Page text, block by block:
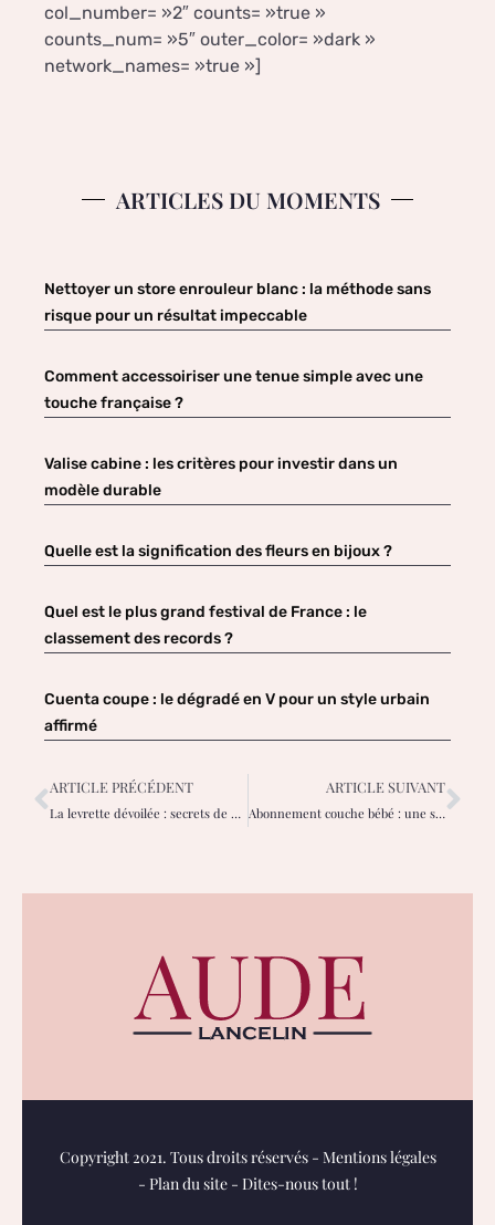
col_number= »2″ counts= »true »
counts_num= »5″ outer_color= »dark »
network_names= »true »]
ARTICLES DU MOMENTS
Nettoyer un store enrouleur blanc : la méthode sans
risque pour un résultat impeccable
Comment accessoiriser une tenue simple avec une
touche française ?
Valise cabine : les critères pour investir dans un
modèle durable
Quelle est la signification des fleurs en bijoux ?
Quel est le plus grand festival de France : le
classement des records ?
Cuenta coupe : le dégradé en V pour un style urbain
affirmé
ARTICLE PRÉCÉDENT
La levrette dévoilée : secrets de passion pour elle et lui
ARTICLE SUIVANT
Abonnement couche bébé : une solution pratique et écologique pour les parents
Copyright 2021. Tous droits réservés - Mentions légales
- Plan du site- Dites-nous tout !